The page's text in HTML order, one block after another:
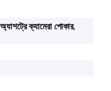
অ্যাশট্রে ক্যামেরা পোকার,